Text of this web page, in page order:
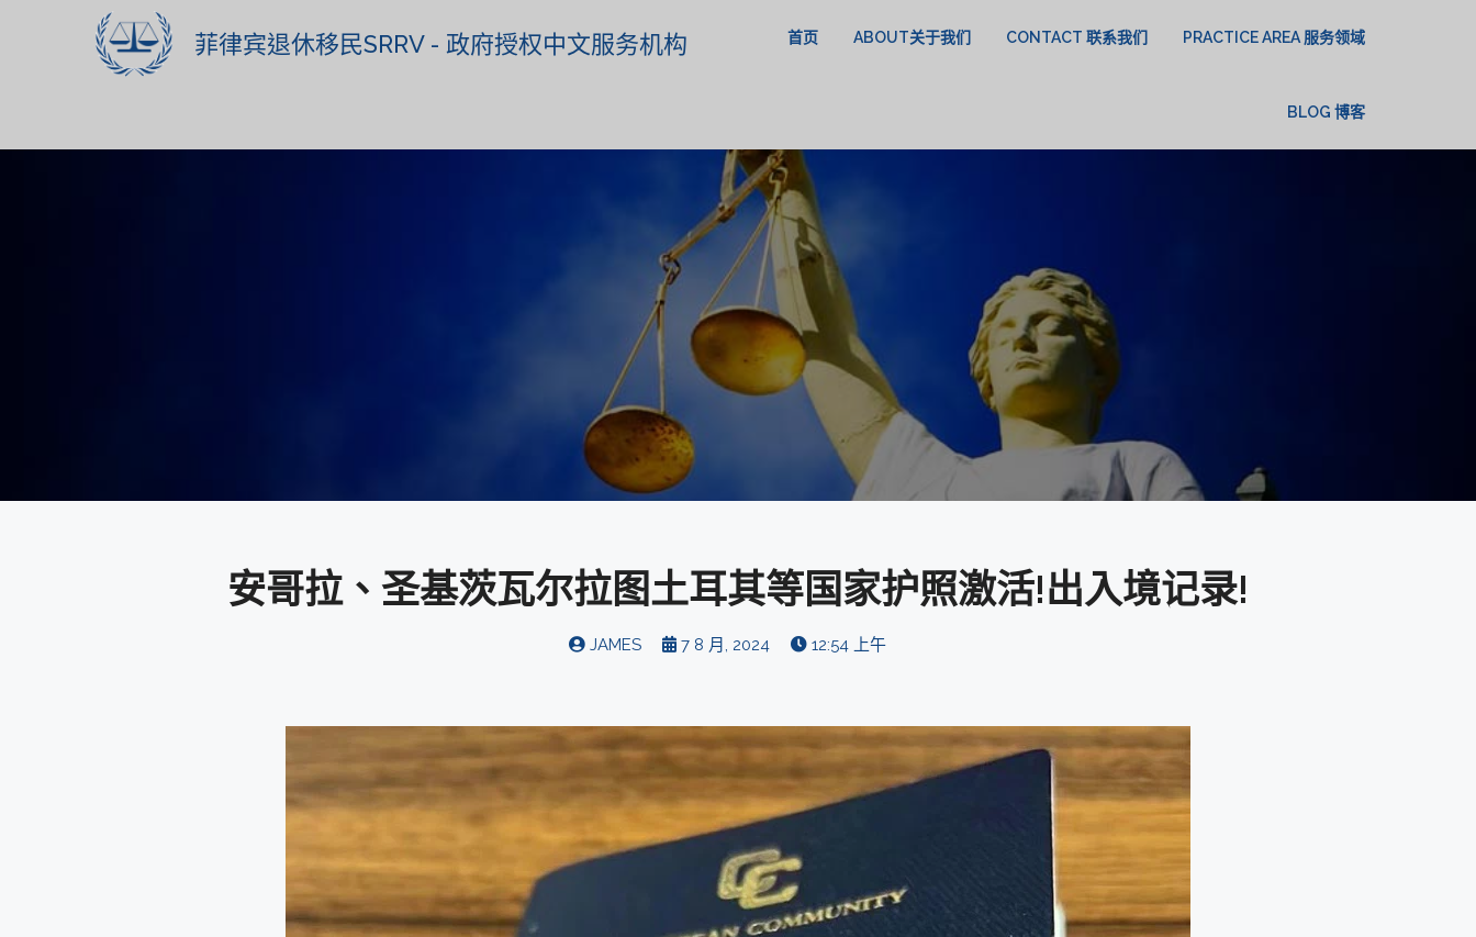
菲律宾退休移民SRRV - 政府授权中文服务机构 首页 ABOUT关于我们 CONTACT 联系我们 PRACTICE AREA 服务领域
BLOG 博客
安哥拉、圣基茨瓦尔拉图土耳其等国家护照激活!出入境记录!
JAMES 7 8 月, 2024 12:54 上午